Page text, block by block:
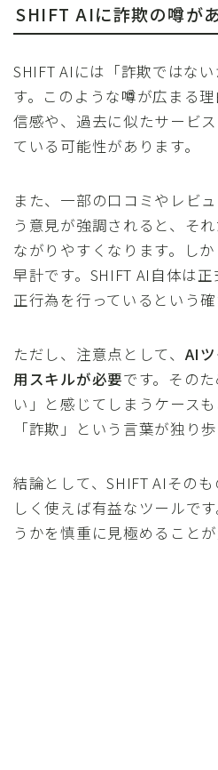
SHIFT AIに詐欺の噂が
SHIFT AIには「詐欺ではな
す。このような噂が広まる
信感や、過去に似たサービ
ている可能性があります。
また、一部の口コミやレビ
う意見が強調されると、そ
ながりやすくなります。し
早計です。SHIFT AI自体は
正行為を行っているという
ただし、注意点として、 AI
用スキルが必要です。その
い」と感じてしまうケース
「詐欺」という言葉が独り
結論として、SHIFT AIその
しく使えば有益なツールで
うかを慎重に見極めることが